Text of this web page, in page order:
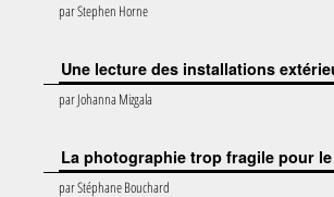
parStephen Horne
Une lecture des installations
parJohanna Mizgala
La photographie trop fragile pour
parStéphane Bouchard